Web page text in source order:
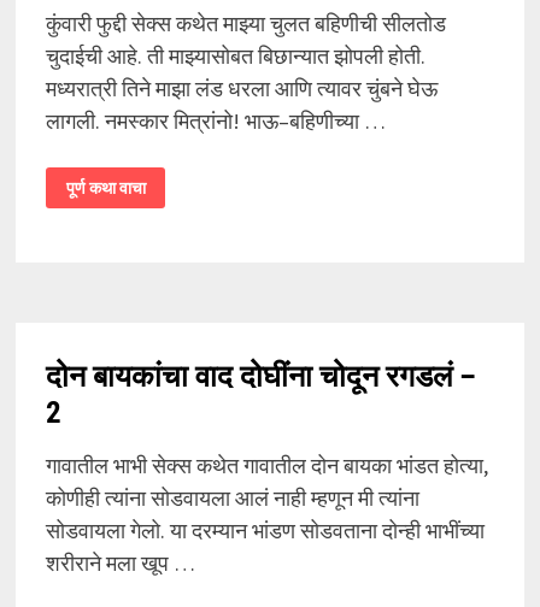
कुंवारी फुद्दी सेक्स कथेत माझ्या चुलत बहिणीची सीलतोड
चुदाईची आहे. ती माझ्यासोबत बिछान्यात झोपली होती.
मध्यरात्री तिने माझा लंड धरला आणि त्यावर चुंबने घेऊ
लागली. नमस्कार मित्रांनो! भाऊ–बहिणीच्या …
लहान
बहिणीने
माझ्या
पूर्ण कथा वाचा
दोन बायकांचा वाद दोघींना चोदून रगडलं –
2
गावातील भाभी सेक्स कथेत गावातील दोन बायका भांडत होत्या,
कोणीही त्यांना सोडवायला आलं नाही म्हणून मी त्यांना
सोडवायला गेलो. या दरम्यान भांडण सोडवताना दोन्ही भाभींच्या
शरीराने मला खूप …